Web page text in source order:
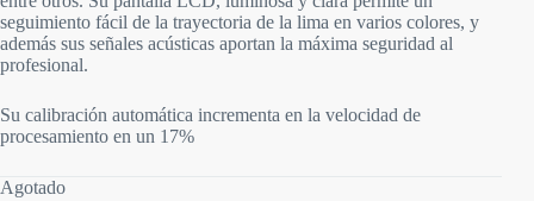
seguimiento fácil de la trayectoria de la lima en varios colores, y
además sus señales acústicas aportan la máxima seguridad al
profesional.
Su calibración automática incrementa en la velocidad de
procesamiento en un 17%
Agotado